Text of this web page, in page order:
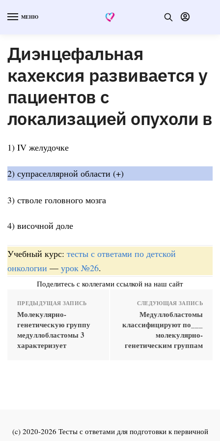
МЕНЮ
Диэнцефальная
кахексия развивается у
пациентов с
локализацией опухоли в
1) IV желудочке
2) супраселлярной области (+)
3) стволе головного мозга
4) височной доле
Учебный курс: тесты с ответами по детской
онкологии — урок №26.
Поделитесь с коллегами ссылкой на наш сайт
ПРЕДЫДУЩАЯ ЗАПИСЬ
Молекулярно-
генетическую группу
медуллобластомы 3
характеризует
СЛЕДУЮЩАЯ ЗАПИСЬ
Медуллобластомы
классифицируют по___
молекулярно-
генетическим группам
(c) 2020-2026 Тесты с ответами для подготовки к первичной